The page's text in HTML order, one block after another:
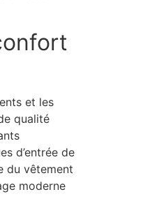
et les
qualité
d’entrée de
du vêtement
moderne